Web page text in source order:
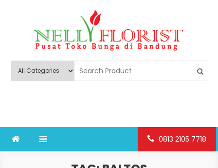
Nelly Florist Bandung
0813 2105 7718